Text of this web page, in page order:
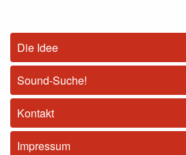
Die Idee
Sound-Suche!
Kontakt
Impressum